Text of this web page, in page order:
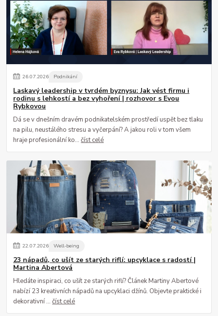
26.07.2026 Podnikání
Laskavý leadership v tvrdém byznysu: Jak vést firmu i
rodinu s lehkostí a bez vyhoření | rozhovor s Evou
Rybkovou
Dá se v dnešním dravém podnikatelském prostředí uspět bez tlaku
na pilu, neustálého stresu a vyčerpání? A jakou roli v tom všem
hraje profesionální ko...číst celé
22.07.2026 Well-being
23 nápadů, co ušít ze starých riflí: upcyklace s radostí |
Martina Abertová
Hledáte inspiraci, co ušít ze starých riflí? Článek Martiny Abertové
nabízí 23 kreativních nápadů na upcyklaci džínů. Objevte praktické i
dekorativní ...číst celé